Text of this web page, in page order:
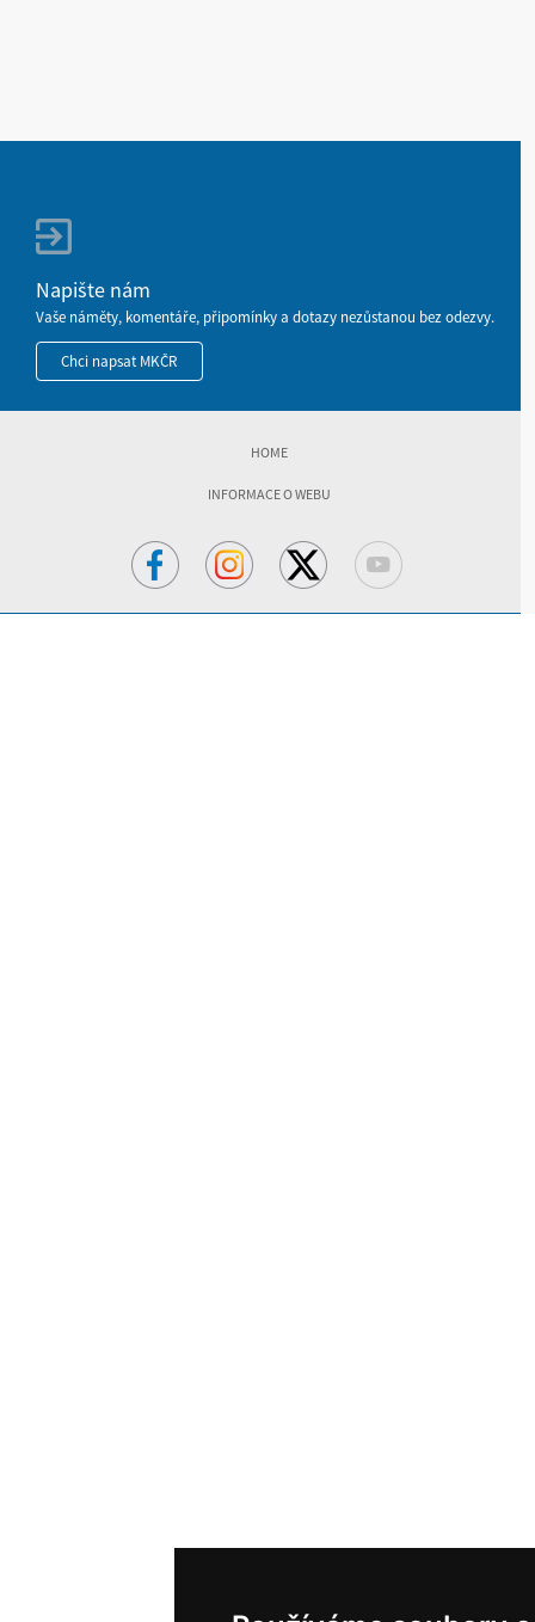
Napište nám
Vaše náměty, komentáře, připomínky a dotazy nezůstanou bez odezvy.
Chci napsat MKČR
HOME
INFORMACE O WEBU